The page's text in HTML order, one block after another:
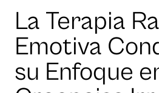
La Terapia
Emotiva
su Enfoque